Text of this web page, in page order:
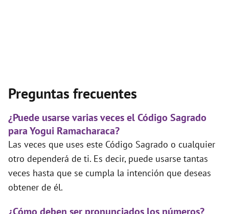
Preguntas frecuentes
¿Puede usarse varias veces el Código Sagrado
para Yogui Ramacharaca?
Las veces que uses este Código Sagrado o cualquier
otro dependerá de ti. Es decir, puede usarse tantas
veces hasta que se cumpla la intención que deseas
obtener de él.